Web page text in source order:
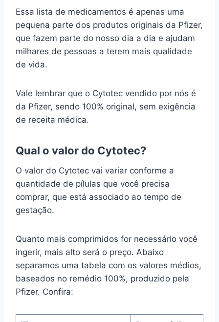
Essa lista de medicamentos é apenas uma
pequena parte dos produtos originais da Pfizer,
que fazem parte do nosso dia a dia e ajudam
milhares de pessoas a terem mais qualidade
de vida.
Vale lembrar que o Cytotec vendido por nós é
da Pfizer, sendo 100% original, sem exigência
de receita médica.
Qual o valor do Cytotec?
O valor do Cytotec vai variar conforme a
quantidade de pílulas que você precisa
comprar, que está associado ao tempo de
gestação.
Quanto mais comprimidos for necessário você
ingerir, mais alto será o preço. Abaixo
separamos uma tabela com os valores médios,
baseados no remédio 100%, produzido pela
Pfizer. Confira: